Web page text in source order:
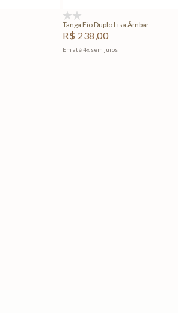
Tanga Fio Duplo Lisa Âmbar
R$ 238,00
Em até4x sem juros